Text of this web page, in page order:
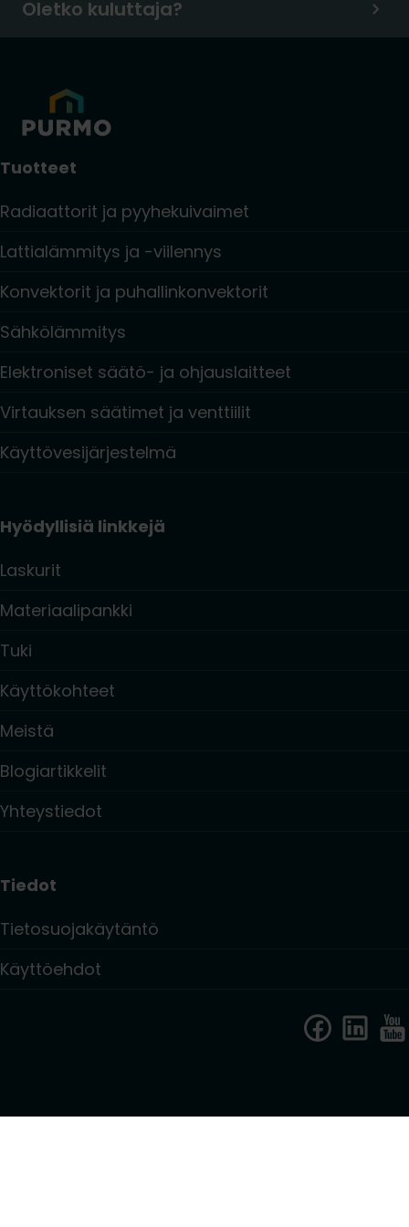
Oletko kuluttaja?
Tuotteet
Radiaattorit ja pyyhekuivaimet
Lattialämmitys ja -viilennys
Konvektorit ja puhallinkonvektorit
Sähkölämmitys
Elektroniset säätö- ja ohjauslaitteet
Virtauksen säätimet ja venttiilit
Käyttövesijärjestelmä
Hyödyllisiä linkkejä
Laskurit
Materiaalipankki
Tuki
Käyttökohteet
Meistä
Blogiartikkelit
Yhteystiedot
Tiedot
Tietosuojakäytäntö
Käyttöehdot